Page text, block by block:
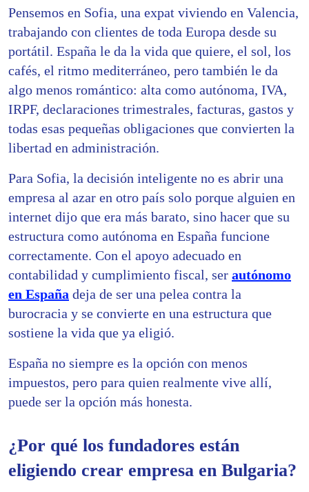
Pensemos en Sofia, una expat viviendo en Valencia,
trabajando con clientes de toda Europa desde su
portátil. España le da la vida que quiere, el sol, los
cafés, el ritmo mediterráneo, pero también le da
algo menos romántico: alta como autónoma, IVA,
IRPF, declaraciones trimestrales, facturas, gastos y
todas esas pequeñas obligaciones que convierten la
libertad en administración.
Para Sofia, la decisión inteligente no es abrir una
empresa al azar en otro país solo porque alguien en
internet dijo que era más barato, sino hacer que su
estructura como autónoma en España funcione
correctamente. Con el apoyo adecuado en
contabilidad y cumplimiento fiscal, ser autónomo
en España deja de ser una pelea contra la
burocracia y se convierte en una estructura que
sostiene la vida que ya eligió.
España no siempre es la opción con menos
impuestos, pero para quien realmente vive allí,
puede ser la opción más honesta.
¿Por qué los fundadores están
eligiendo crear empresa en Bulgaria?